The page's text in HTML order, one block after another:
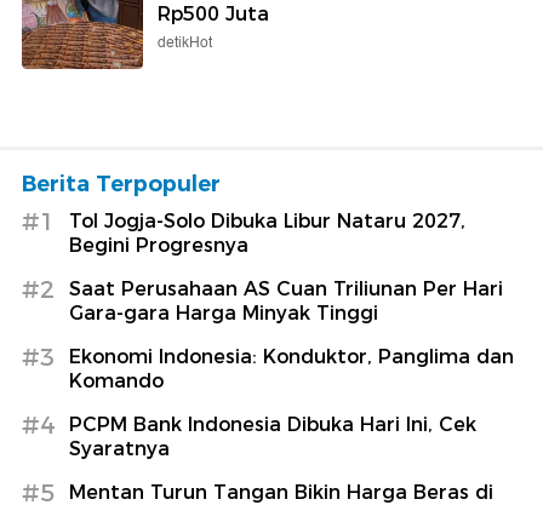
Rp500 Juta
detikHot
Berita Terpopuler
#1
Tol Jogja-Solo Dibuka Libur Nataru 2027,
Begini Progresnya
#2
Saat Perusahaan AS Cuan Triliunan Per Hari
Gara-gara Harga Minyak Tinggi
#3
Ekonomi Indonesia: Konduktor, Panglima dan
Komando
#4
PCPM Bank Indonesia Dibuka Hari Ini, Cek
Syaratnya
#5
Mentan Turun Tangan Bikin Harga Beras di